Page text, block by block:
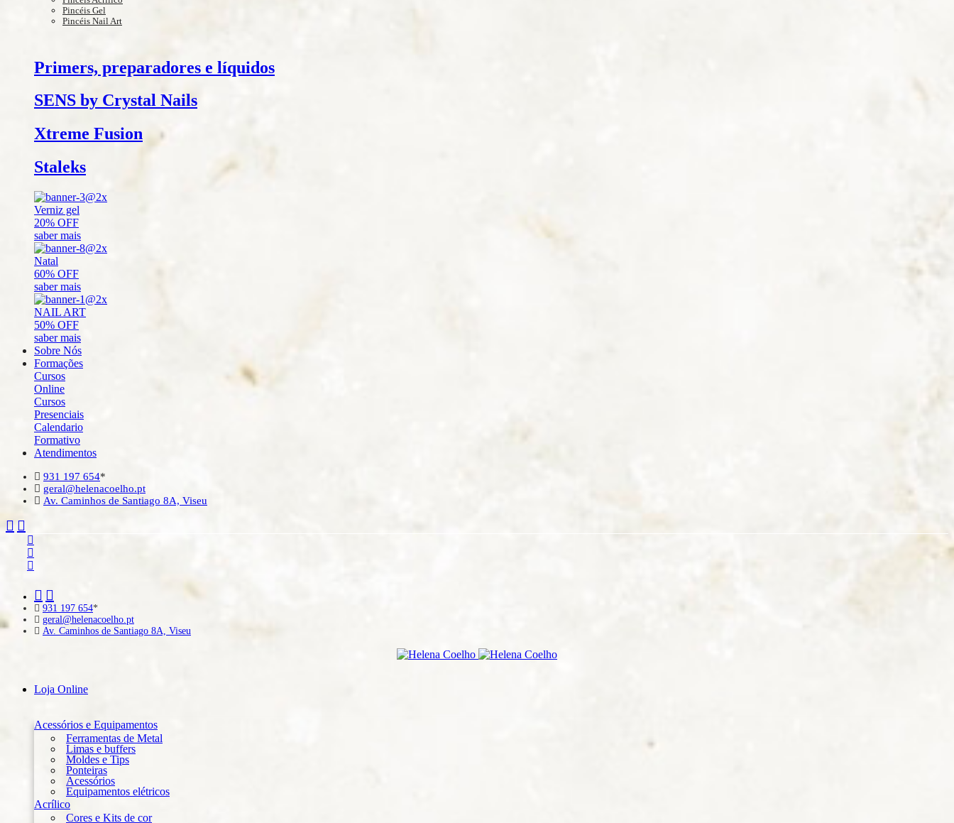
Pincéis Gel
Pincéis Nail Art
Primers, preparadores e líquidos
SENS by Crystal Nails
Xtreme Fusion
Staleks
Verniz gel
20% OFF
saber mais
Natal
60% OFF
saber mais
NAIL ART
50% OFF
saber mais
Sobre Nós
Formações
Cursos
Online
Cursos
Presenciais
Calendario
Formativo
Atendimentos
931 197 654*
geral@helenacoelho.pt
Av. Caminhos de Santiago 8A, Viseu
931 197 654*
geral@helenacoelho.pt
Av. Caminhos de Santiago 8A, Viseu
Loja Online
Acessórios e Equipamentos
Ferramentas de Metal
Limas e buffers
Moldes e Tips
Ponteiras
Acessórios
Equipamentos elétricos
Acrílico
Cores e Kits de cor